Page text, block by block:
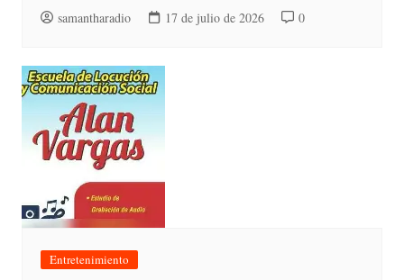
samantharadio 17 de julio de 2026 0
Entretenimiento